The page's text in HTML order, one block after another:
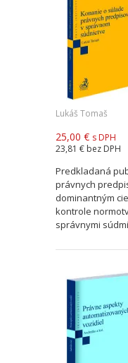
Lukáš Tomaš
25,00 € s DPH
23,81 € bez DPH
Predkladaná
právnych
dominantným
kontrole
správnymi